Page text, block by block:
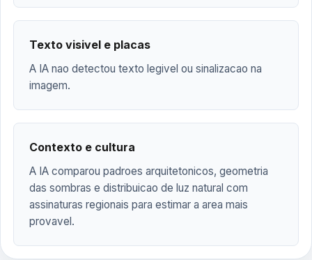
Texto visivel e placas
A IA nao detectou texto legivel ou sinalizacao na
imagem.
Contexto e cultura
A IA comparou padroes arquitetonicos, geometria
das sombras e distribuicao de luz natural com
assinaturas regionais para estimar a area mais
provavel.